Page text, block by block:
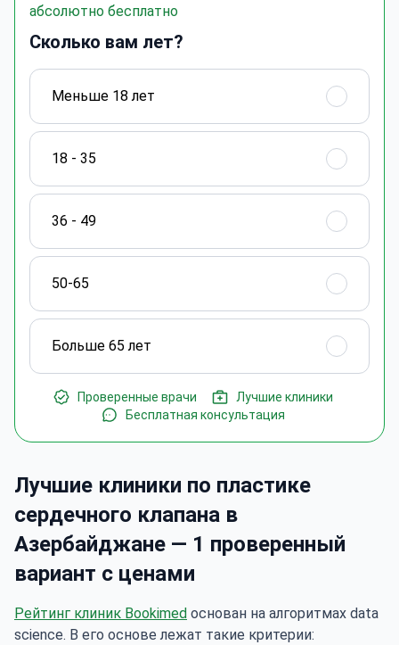
абсолютно бесплатно
Сколько вам лет?
Меньше 18 лет
18 - 35
36 - 49
50-65
Больше 65 лет
Проверенные врачи
Лучшие клиники
Бесплатная консультация
Лучшие клиники по пластике
сердечного клапана в
Азербайджане — 1 проверенный
вариант с ценами
Рейтинг клиник Bookimed основан на алгоритмах data
science. В его основе лежат такие критерии: